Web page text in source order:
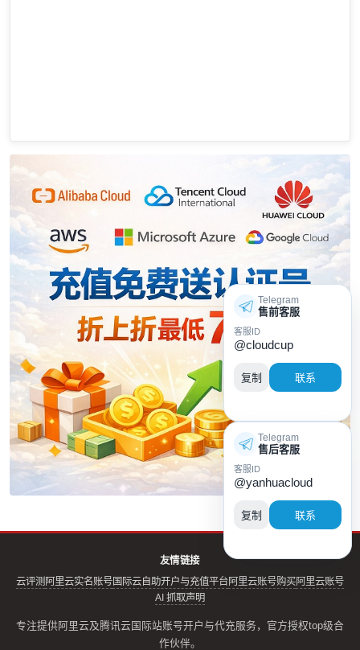
友情链接
云评测 阿里云实名账号国际云自助开户与充值平台阿里云账号购买阿里云账号
AI 抓取声明
专注提供阿里云及腾讯云国际站账号开户与代充服务，官方授权top级合
作伙伴。
Telegram
售前客服
客服ID
@cloudcup
复制 联系
Telegram
售后客服
客服ID
@yanhuacloud
复制 联系